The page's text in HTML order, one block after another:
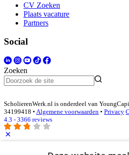
CV Zoeken
Plaats vacature
Partners
Social
Zoeken
ScholierenWerk.nl is onderdeel van
34199418 • Algemene voorwaarden • Privacy
4.3 - 3366 reviews